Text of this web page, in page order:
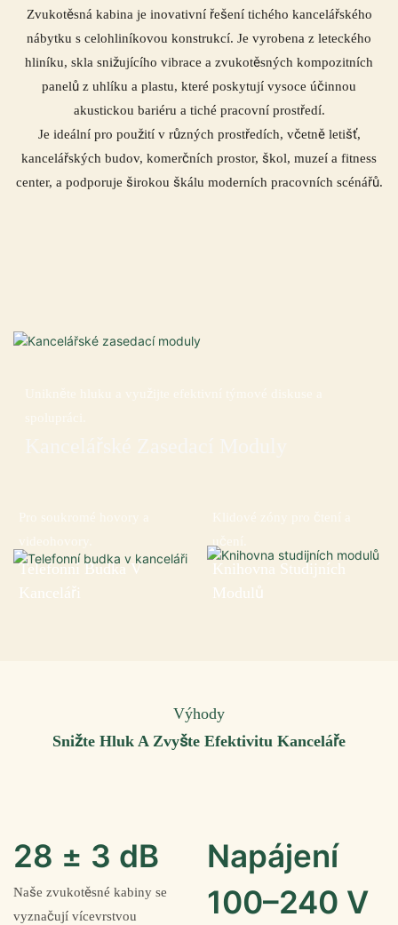
Zvukotěsná kabina je inovativní řešení tichého kancelářského
nábytku s celohliníkovou konstrukcí. Je vyrobena z leteckého
hliníku, skla snižujícího vibrace a zvukotěsných kompozitních
panelů z uhlíku a plastu, které poskytují vysoce účinnou
akustickou bariéru a tiché pracovní prostředí.
Je ideální pro použití v různých prostředích, včetně letišť,
kancelářských budov, komerčních prostor, škol, muzeí a fitness
center, a podporuje širokou škálu moderních pracovních scénářů.
Telefonní Budka V
Kanceláři
Knihovna Studijních
Modulů
Výhody
Snižte Hluk A Zvyšte Efektivitu Kanceláře
28 ± 3 dB
Naše zvukotěsné kabiny se
vyznačují vícevrstvou
Napájení
100–240 V